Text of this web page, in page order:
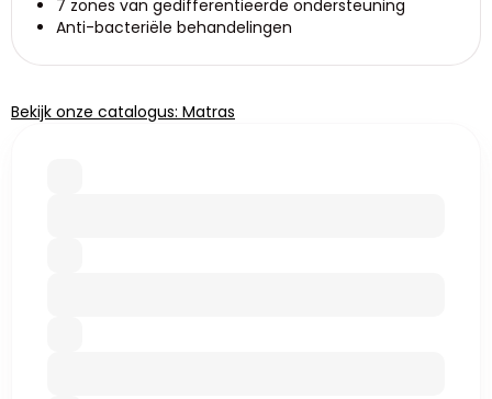
7 zones van gedifferentieerde ondersteuning
Anti-bacteriële behandelingen
Bekijk onze catalogus: Matras